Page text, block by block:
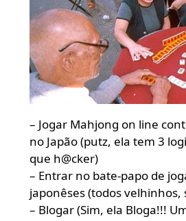
– Jogar Mahjong on line
no Japão (putz, ela tem 3
que h@cker)
– Entrar no bate-papo de
japonêses (todos
– Blogar (Sim, ela Bloga!!!